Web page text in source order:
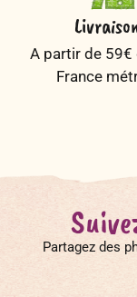
A partir de 59€
France
Partagez des